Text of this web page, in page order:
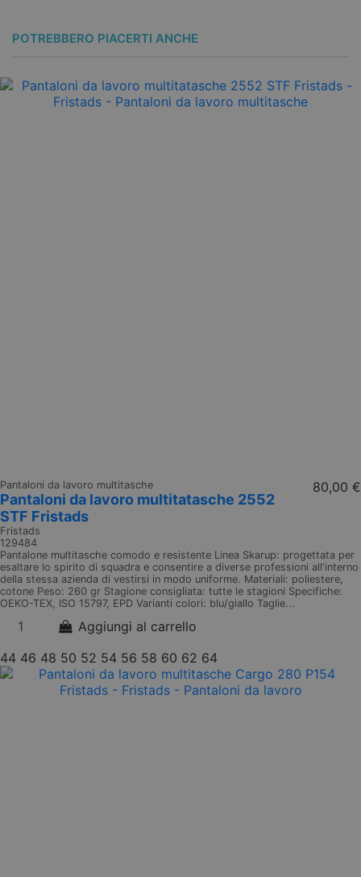
POTREBBERO PIACERTI ANCHE
Pantaloni da lavoro multitasche
Pantaloni da lavoro multitatasche 2552
STF Fristads
Fristads
129484
80,00 €
Pantalone multitasche comodo e resistente Linea Skarup: progettata per
esaltare lo spirito di squadra e consentire a diverse professioni all'interno
della stessa azienda di vestirsi in modo uniforme. Materiali: poliestere,
cotone Peso: 260 gr Stagione consigliata: tutte le stagioni Specifiche:
OEKO-TEX, ISO 15797, EPD Varianti colori: blu/giallo Taglie...
Aggiungi al carrello
44 46 48 50 52 54 56 58 60 62 64